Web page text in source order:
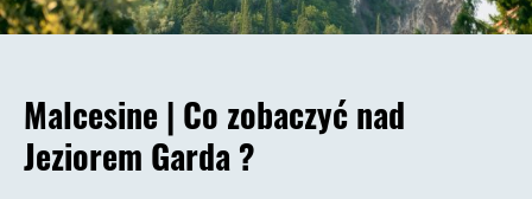
Malcesine | Co zobaczyć nad
Jeziorem Garda ?